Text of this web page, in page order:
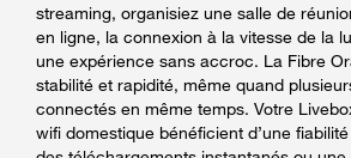
streaming, organisiez une salle de
en ligne, la connexion à la vitesse de la
une expérience sans accroc. La Fibre
stabilité et rapidité, même quand
connectés en même temps. Votre
wifi domestique bénéficient d’une